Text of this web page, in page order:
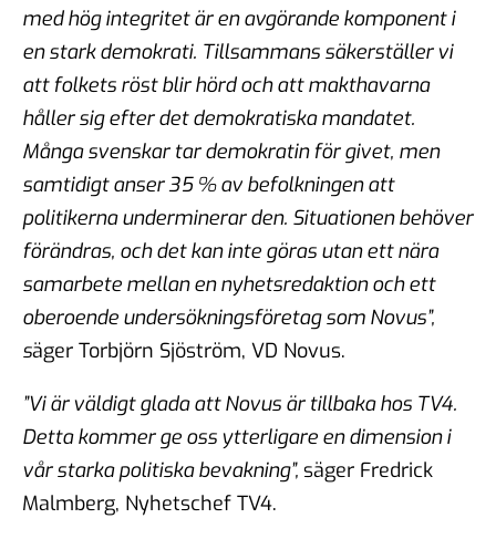
med hög integritet är en avgörande komponent i
en stark demokrati. Tillsammans säkerställer vi
att folkets röst blir hörd och att makthavarna
håller sig efter det demokratiska mandatet.
Många svenskar tar demokratin för givet, men
samtidigt anser 35 % av befolkningen att
politikerna underminerar den. Situationen behöver
förändras, och det kan inte göras utan ett nära
samarbete mellan en nyhetsredaktion och ett
oberoende undersökningsföretag som Novus”,
säger Torbjörn Sjöström, VD Novus.
”Vi är väldigt glada att Novus är tillbaka hos TV4.
Detta kommer ge oss ytterligare en dimension i
vår starka politiska bevakning”, säger Fredrick
Malmberg, Nyhetschef TV4.